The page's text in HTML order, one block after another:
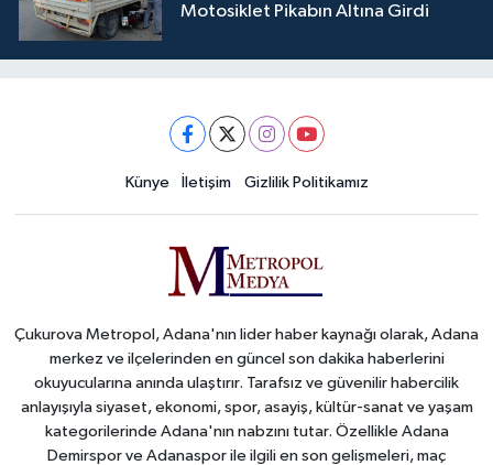
Motosiklet Pikabın Altına Girdi
Künye İletişim Gizlilik Politikamız
Çukurova Metropol, Adana'nın lider haber kaynağı olarak, Adana
merkez ve ilçelerinden en güncel son dakika haberlerini
okuyucularına anında ulaştırır. Tarafsız ve güvenilir habercilik
anlayışıyla siyaset, ekonomi, spor, asayiş, kültür-sanat ve yaşam
kategorilerinde Adana'nın nabzını tutar. Özellikle Adana
Demirspor ve Adanaspor ile ilgili en son gelişmeleri, maç